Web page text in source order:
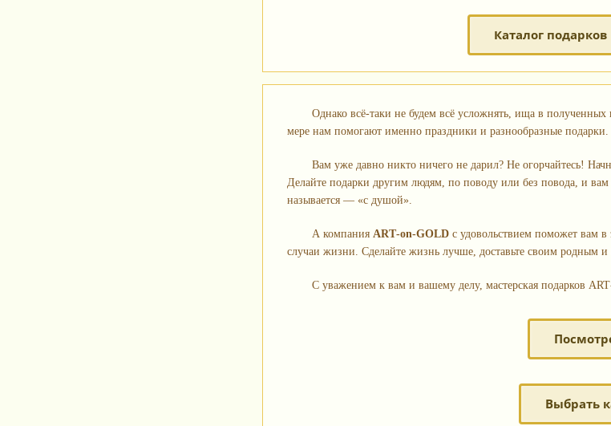
Каталог
Однако всё‑таки не будем всё усложнять, ища в
мере нам помогают именно праздники и разнообразные подарки.
Вам уже давно никто ничего не дарил? Не огорчайтесь!
Делайте подарки другим людям, по поводу или без повода, и вам
называется — «с душой».
А компания ART‑on‑GOLDс удовольствием поможет вам
случаи жизни. Сделайте жизнь лучше, доставьте своим родным
С уважением к вам и вашему делу, мастерская подарков
Выбрать